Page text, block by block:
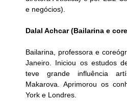
e negócios)
Dalal Achcar (Bailarina e
Bailarina, professora e
Janeiro. Iniciou os estudos
teve grande influência
Makarova. Aprimorou os
York e Londres.